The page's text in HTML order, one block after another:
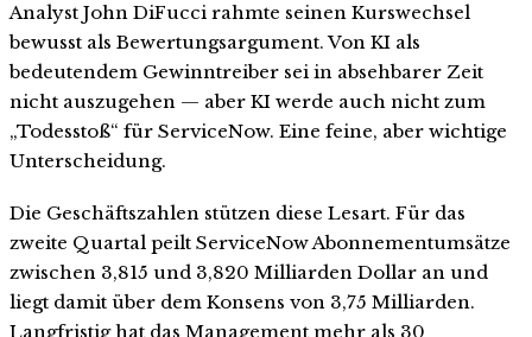
Analyst John DiFucci rahmte seinen Kurswechsel
bewusst als Bewertungsargument. Von KI als
bedeutendem Gewinntreiber sei in absehbarer Zeit
nicht auszugehen — aber KI werde auch nicht zum
„Todesstoß“ für ServiceNow. Eine feine, aber wichtige
Unterscheidung.
Die Geschäftszahlen stützen diese Lesart. Für das
zweite Quartal peilt ServiceNow Abonnementumsätze
zwischen 3,815 und 3,820 Milliarden Dollar an und
liegt damit über dem Konsens von 3,75 Milliarden.
Langfristig hat das Management mehr als 30